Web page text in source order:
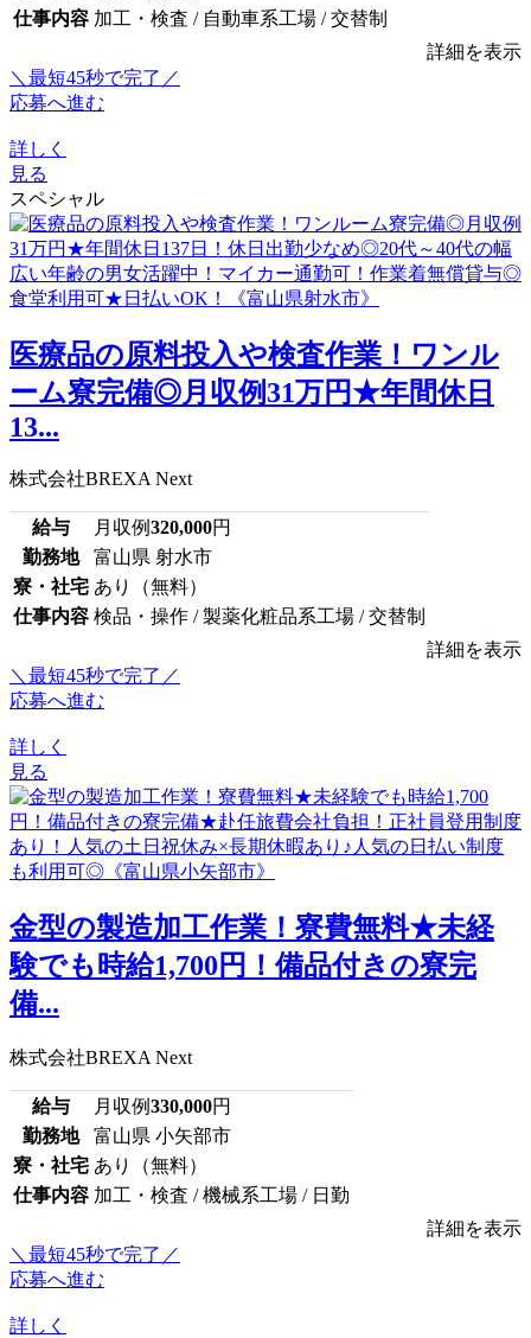
仕事内容 加工・検査 / 自動車系工場 / 交替制
詳細を表示
＼最短45秒で完了／
応募へ進む
詳しく
見る
スペシャル
医療品の原料投入や検査作業！ワンル
ーム寮完備◎月収例31万円★年間休日
13...
株式会社BREXA Next
給与 月収例320,000円
勤務地
富山県 射水市
寮・社宅 あり（無料）
仕事内容 検品・操作 / 製薬化粧品系工場 / 交替制
詳細を表示
＼最短45秒で完了／
応募へ進む
詳しく
見る
金型の製造加工作業！寮費無料★未経
験でも時給1,700円！備品付きの寮完
備...
株式会社BREXA Next
給与 月収例330,000円
勤務地
富山県 小矢部市
寮・社宅 あり（無料）
仕事内容 加工・検査 / 機械系工場 / 日勤
詳細を表示
＼最短45秒で完了／
応募へ進む
詳しく